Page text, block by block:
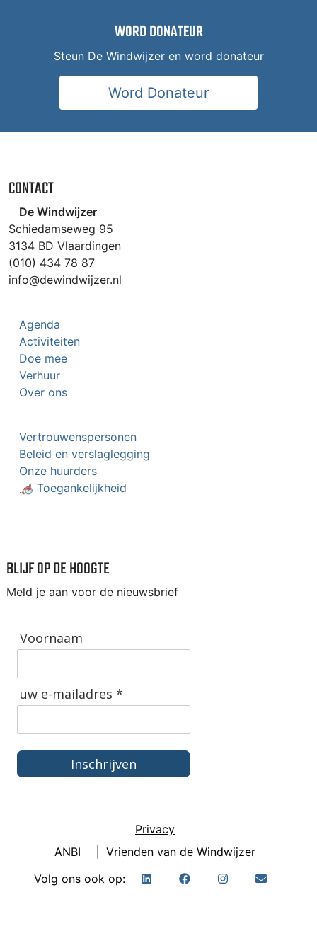
WORD DONATEUR
Steun De Windwijzer en word donateur
Word Donateur
CONTACT
De Windwijzer
Schiedamseweg 95
3134 BD Vlaardingen
(010) 434 78 87
info@dewindwijzer.nl
Agenda
Activiteiten
Doe mee
Verhuur
Over ons
Vertrouwenspersonen
Beleid en verslaglegging
Onze huurders
🦽 Toegankelijkheid
BLIJF OP DE HOOGTE
Meld je aan voor de nieuwsbrief
Voornaam
uw e-mailadres *
Inschrijven
Privacy
ANBI
Vrienden van de Windwijzer
Volg ons ook op: